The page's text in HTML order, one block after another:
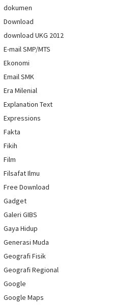
dokumen
Download
download UKG 2012
E-mail SMP/MTS
Ekonomi
Email SMK
Era Milenial
Explanation Text
Expressions
Fakta
Fikih
Film
Filsafat Ilmu
Free Download
Gadget
Galeri GIBS
Gaya Hidup
Generasi Muda
Geografi Fisik
Geografi Regional
Google
Google Maps